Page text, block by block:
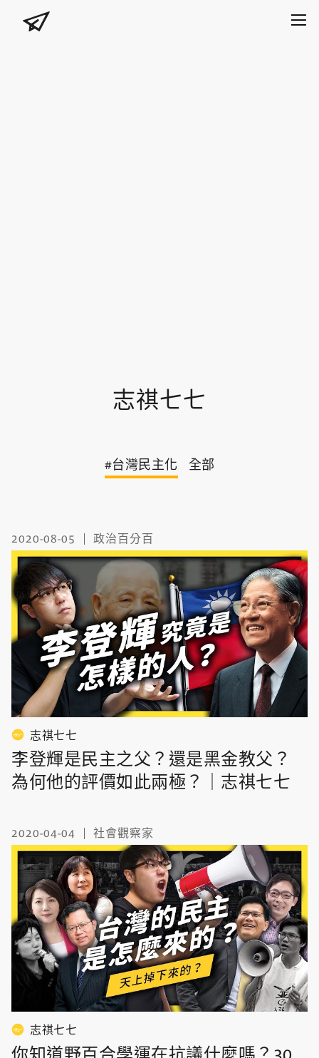
志祺七七
#台灣民主化 全部
2020-08-05 政治百分百
志祺七七
李登輝是民主之父？還是黑金教父？
為何他的評價如此兩極？｜志祺七七
2020-04-04 社會觀察家
志祺七七